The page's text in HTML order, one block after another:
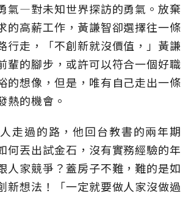
氣—對未知世界探訪的勇氣。放棄
的高薪工作，黃謙智卻選擇往一條
行走，「不創新就沒價值，」黃謙
輩的腳步，或許可以符合一個好職
的想像，但是，唯有自己走出一條
熱的機會。
走過的路，他回台教書的兩年期
何丟出試金石，沒有實務經驗的年
人家競爭？蓋房子不難，難的是如
新想法！「一定就要做人家沒做過